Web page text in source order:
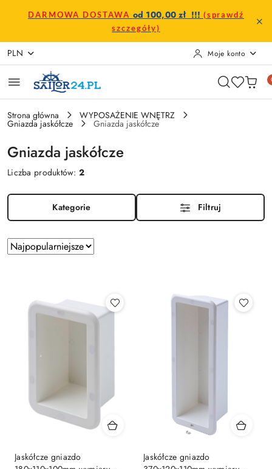
Przejdź do treści głównej
Przejdź do wyszukiwarki
Przejdź do moje konto
Przejdź do menu głównego
Przejdź do stopki
DARMOWA DOSTAWA od 100,00 zł !!! (sprawdź
szczegóły)
PLN Moje konto
Strona główna WYPOSAŻENIE WNĘTRZ
Gniazda jaskółcze Gniazda jaskółcze
Gniazda jaskółcze
Liczba produktów:2
Kategorie Filtruj
Zastosowano
sortowanie:
Sortuj
według
Jaskółcze gniazdo
Jaskółcze gniazdo